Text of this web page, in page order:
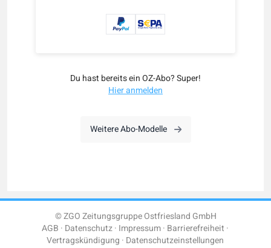
Du hast bereits ein OZ-Abo? Super!
Hier anmelden
Weitere Abo-Modelle
© ZGO Zeitungsgruppe Ostfriesland GmbH
AGB Datenschutz Impressum Barrierefreiheit
Vertragskündigung Datenschutzeinstellungen